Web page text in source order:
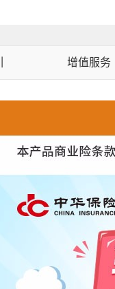
增值服务